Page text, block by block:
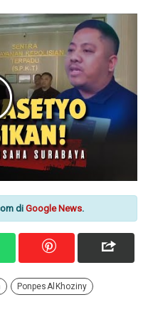
diGoogle News.
Ponpes Al Khoziny